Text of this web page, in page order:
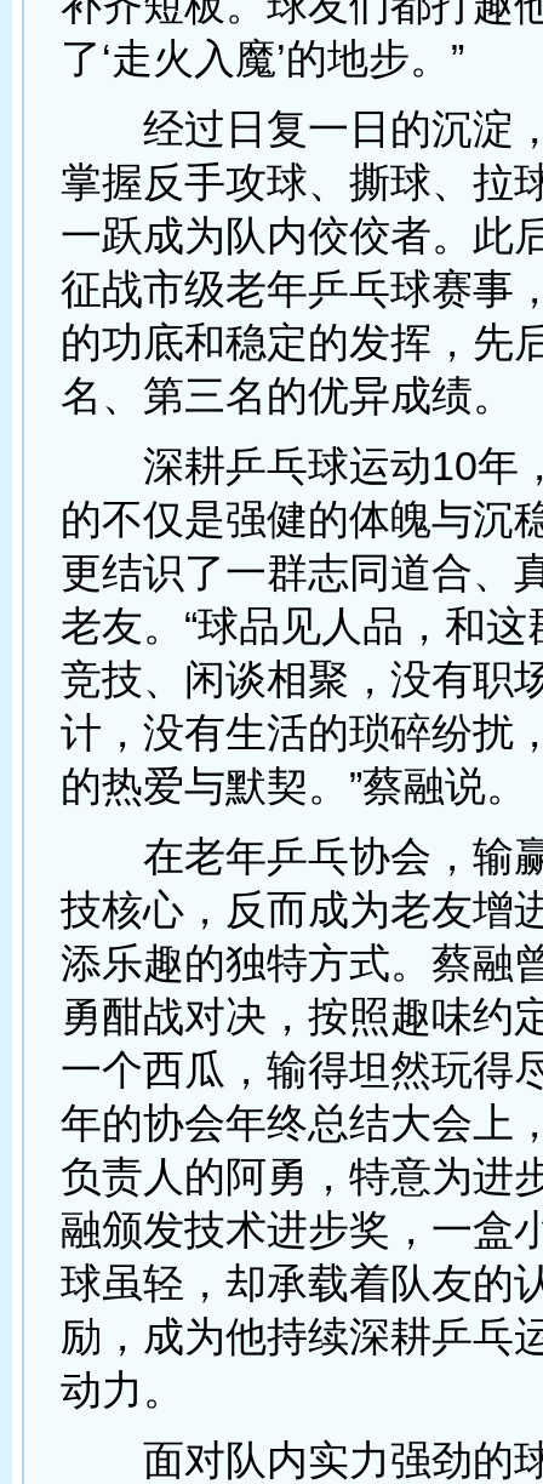
了‘走火入魔’的地步。”
经过日复一日的沉淀
掌握反手攻球、撕球、拉
一跃成为队内佼佼者。此
征战市级老年乒乓球赛事
的功底和稳定的发挥，先
名、第三名的优异成绩。
深耕乒乓球运动10年
的不仅是强健的体魄与沉
更结识了一群志同道合、
老友。“球品见人品，和这
竞技、闲谈相聚，没有职
计，没有生活的琐碎纷扰
的热爱与默契。”蔡融说。
在老年乒乓协会，输
技核心，反而成为老友增
添乐趣的独特方式。蔡融
勇酣战对决，按照趣味约
一个西瓜，输得坦然玩得
年的协会年终总结大会上
负责人的阿勇，特意为进
融颁发技术进步奖，一盒
球虽轻，却承载着队友的
励，成为他持续深耕乒乓
动力。
面对队内实力强劲的